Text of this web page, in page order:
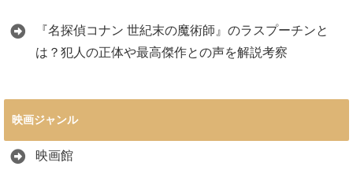
『名探偵コナン 世紀末の魔術師』のラスプーチンと
は？犯人の正体や最高傑作との声を解説考察
映画ジャンル
映画館